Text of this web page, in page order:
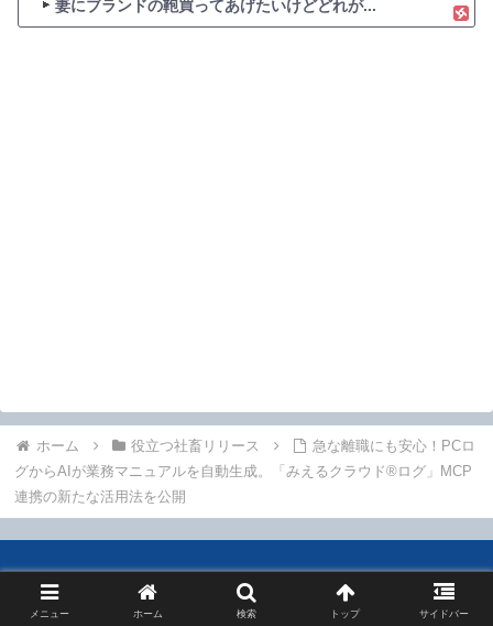
妻にブランドの鞄買ってあげたいけどどれが...
ホーム 役立つ社畜リリース
急な離職にも安心！PCロ
グからAIが業務マニュアルを自動生成。「みえるクラウド®ログ」MCP
連携の新たな活用法を公開
メニュー ホーム 検索 トップ サイドバー